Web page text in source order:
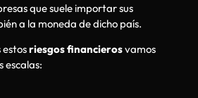
que suele importar sus
a la moneda de dicho país.
riesgos financierosvamos
escalas: